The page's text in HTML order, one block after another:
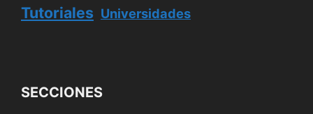
Tutoriales Universidades
SECCIONES